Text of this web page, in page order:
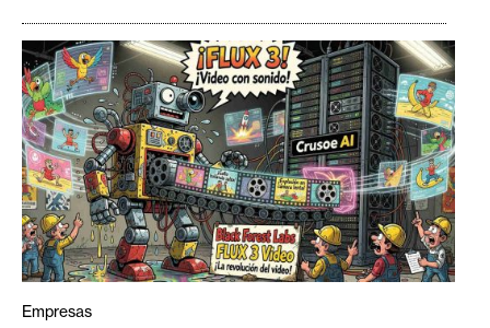
Empresas